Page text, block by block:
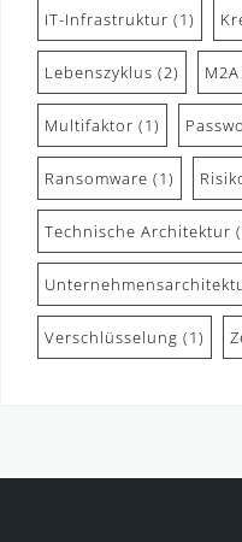
IT-Infrastruktur (1)
Lebenszyklus (2) M2A
Multifaktor (1)
Ransomware (1)
Technische Architektur
Verschlüsselung (1)